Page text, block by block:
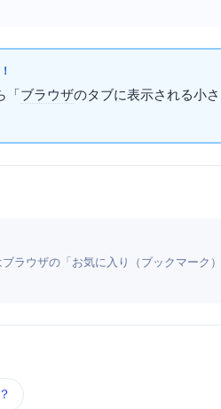
「 ブラウザのタブに表示される小
元々はブラウザの「お気に入り（ブックマ